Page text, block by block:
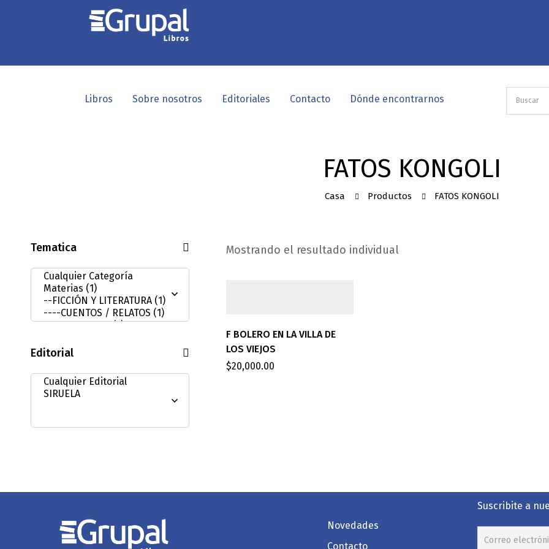
Libros Sobre nosotros Editoriales Contacto Dónde encontrarnos
FATOS KONGOLI
Casa Productos FATOS KONGOLI
Tematica
Editorial
Mostrando el resultado individual
F BOLERO EN LA VILLA DE
LOS VIEJOS
$20,000.00
Novedades
Contacto
Suscribite a